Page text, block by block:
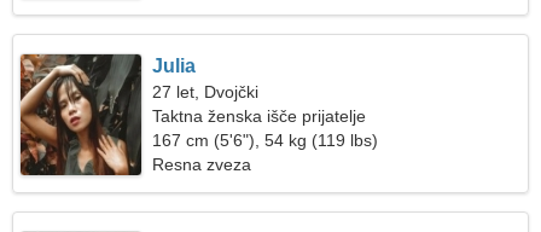
Julia
27 let, Dvojčki
Taktna ženska išče prijatelje
167 cm (5'6"), 54 kg (119 lbs)
Resna zveza